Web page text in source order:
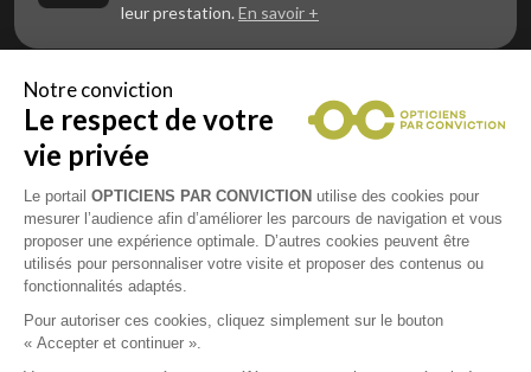
leur prestation. En savoir +
Vous êtes un professionnel de la vue et
vous souhaitez nous rejoindre ?
Contactez Alliance Optic, la centrale d’achats et
d’accompagnement des opticiens indépendants
Notre conviction
Le respect de votre
vie privée
Le portail OPTICIENS PAR CONVICTION utilise des cookies pour
mesurer l’audience afin d’améliorer les parcours de navigation et vous
proposer une expérience optimale. D’autres cookies peuvent être
utilisés pour personnaliser votre visite et proposer des contenus ou
fonctionnalités adaptés.
Pour autoriser ces cookies, cliquez simplement sur le bouton
« Accepter et continuer ».